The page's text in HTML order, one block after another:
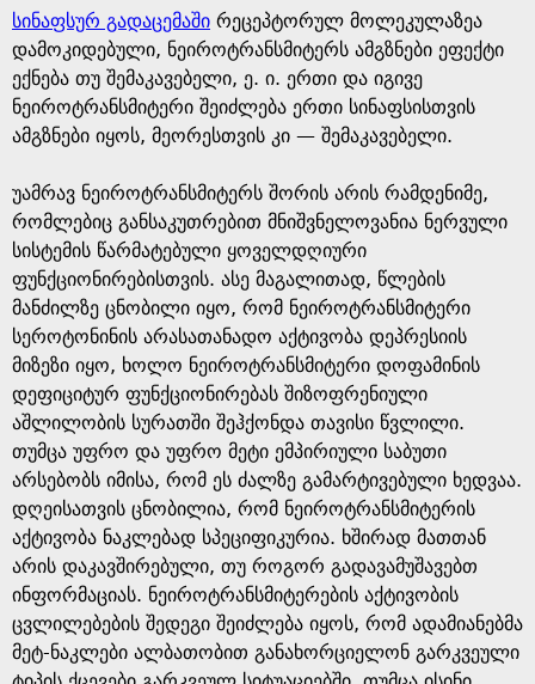
სინაფსურ გადაცემაში რეცეპტორულ მოლეკულაზეა
დამოკიდებული, ნეიროტრანსმიტერს ამგზნები ეფექტი
ექნება თუ შემაკავებელი, ე. ი. ერთი და იგივე
ნეიროტრანსმიტერი შეიძლება ერთი სინაფსისთვის
ამგზნები იყოს, მეორესთვის კი — შემაკავებელი.
უამრავ ნეიროტრანსმიტერს შორის არის რამდენიმე,
რომლებიც განსაკუთრებით მნიშვნელოვანია ნერვული
სისტემის წარმატებული ყოველდღიური
ფუნქციონირებისთვის. ასე მაგალითად, წლების
მანძილზე ცნობილი იყო, რომ ნეიროტრანსმიტერი
სეროტონინის არასათანადო აქტივობა დეპრესიის
მიზეზი იყო, ხოლო ნეიროტრანსმიტერი დოფამინის
დეფიციტურ ფუნქციონირებას შიზოფრენიული
აშლილობის სურათში შეჰქონდა თავისი წვლილი.
თუმცა უფრო და უფრო მეტი ემპირიული საბუთი
არსებობს იმისა, რომ ეს ძალზე გამარტივებული ხედვაა.
დღეისათვის ცნობილია, რომ ნეიროტრანსმიტერის
აქტივობა ნაკლებად სპეციფიკურია. ხშირად მათთან
არის დაკავშირებული, თუ როგორ გადავამუშავებთ
ინფორმაციას. ნეიროტრანსმიტერების აქტივობის
ცვლილებების შედეგი შეიძლება იყოს, რომ ადამიანებმა
მეტ-ნაკლები ალბათობით განახორციელონ გარკვეული